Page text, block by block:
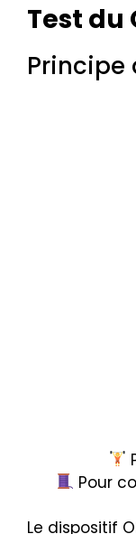
Test du
Principe
Pour
Le dispositif